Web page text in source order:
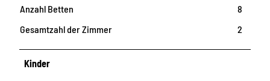
Anzahl Betten
8
Gesamtzahl der Zimmer
2
Kinder